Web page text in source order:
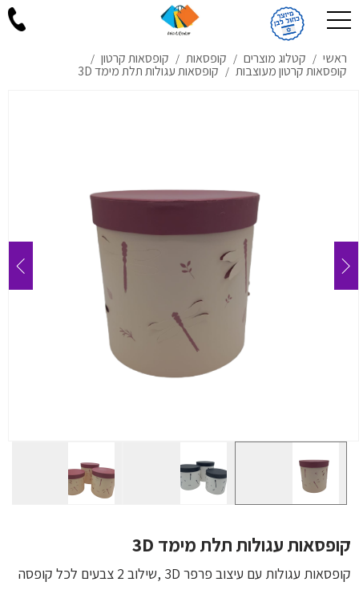
ראשי / קטלוג מוצרים / קופסאות / קופסאות קרטון /
קופסאות קרטון מעוצבות / קופסאות עגולות תלת מימד 3D
קופסאות עגולות תלת מימד 3D
קופסאות עגולות עם עיצוב פרפר 3D ,שילוב 2 צבעים לכל קופסה